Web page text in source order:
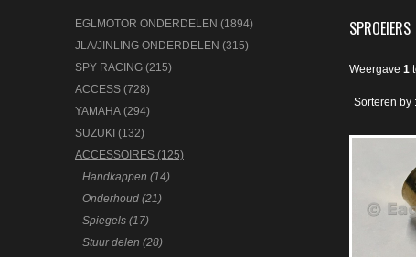
SPROEIERS
Weergave 1
Sorteren by :
EGLMOTOR ONDERDELEN (1894)
JLA/JINLING ONDERDELEN (315)
SPY RACING (215)
ACCESS (728)
YAMAHA (294)
SUZUKI (132)
ACCESSOIRES (125)
Handkappen (14)
Onderhoud (21)
Spiegels (17)
Stuur delen (28)